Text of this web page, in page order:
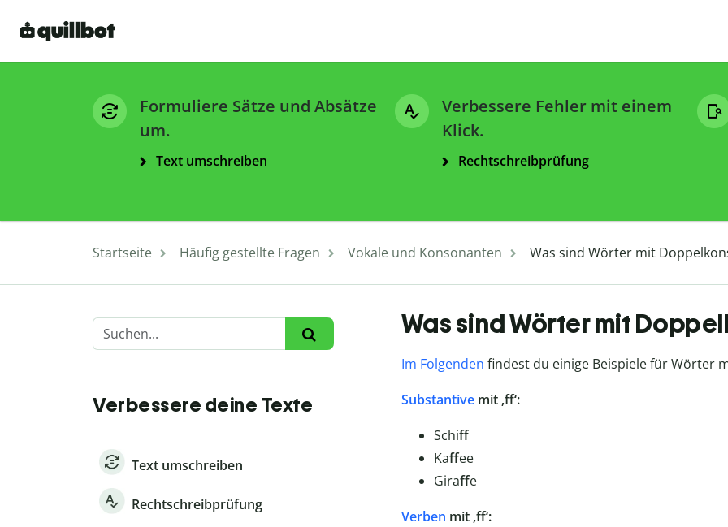
Formuliere Sätze und Absätze
um.
Text umschreiben
Verbessere Fehler mit einem
Klick.
Rechtschreibprüfung
Startseite Häufig gestellte Fragen Vokale und Konsonanten Was sind Wörter mit
Verbessere deine Texte
Text umschreiben
Rechtschreibprüfung
Was sind Wörter mit
Im Folgenden findest du einige Beispiele für Wörter
Substantivemit ‚ff‘:
Schiff
Kaffee
Giraffe
Verben mit ‚ff‘: